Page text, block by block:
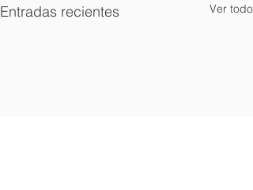
Entradas recientes Ver todo